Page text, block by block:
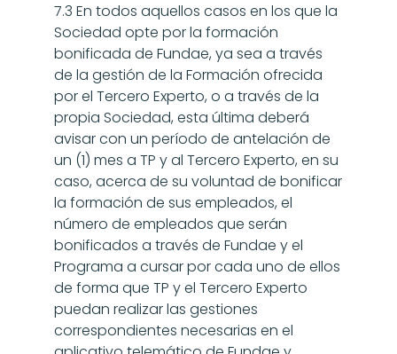
7.3 En todos aquellos casos en los que la
Sociedad opte por la formación
bonificada de Fundae, ya sea a través
de la gestión de la Formación ofrecida
por el Tercero Experto, o a través de la
propia Sociedad, esta última deberá
avisar con un período de antelación de
un (1) mes a TP y al Tercero Experto, en su
caso, acerca de su voluntad de bonificar
la formación de sus empleados, el
número de empleados que serán
bonificados a través de Fundae y el
Programa a cursar por cada uno de ellos
de forma que TP y el Tercero Experto
puedan realizar las gestiones
correspondientes necesarias en el